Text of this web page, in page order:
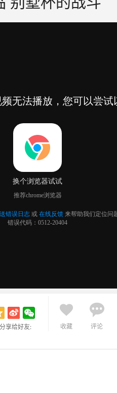
分享给好友:

收藏

评论